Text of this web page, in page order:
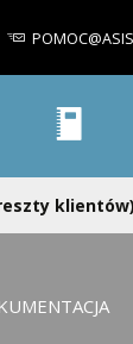
klientów)